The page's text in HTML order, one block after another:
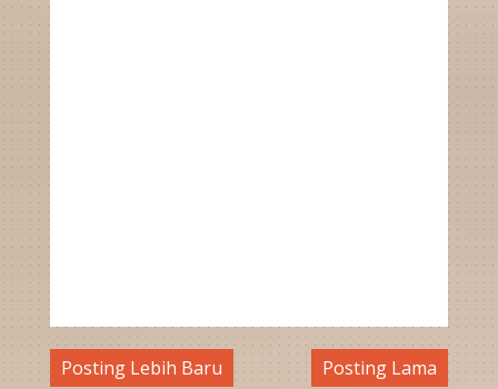
Posting Lebih Baru Posting Lama